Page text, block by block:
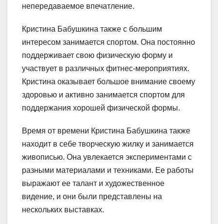
непередаваемое впечатление.
Кристина Бабушкина также с большим
интересом занимается спортом. Она постоянно
поддерживает свою физическую форму и
участвует в различных фитнес-мероприятиях.
Кристина оказывает большое внимание своему
здоровью и активно занимается спортом для
поддержания хорошей физической формы.
Время от времени Кристина Бабушкина также
находит в себе творческую жилку и занимается
живописью. Она увлекается экспериментами с
разными материалами и техниками. Ее работы
выражают ее талант и художественное
видение, и они были представлены на
нескольких выставках.